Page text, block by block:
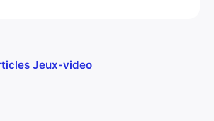
Jeux-video